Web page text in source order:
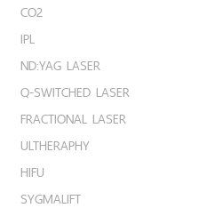
CO2
IPL
ND:YAG LASER
Q-SWITCHED LASER
FRACTIONAL LASER
ULTHERAPHY
HIFU
SYGMALIFT